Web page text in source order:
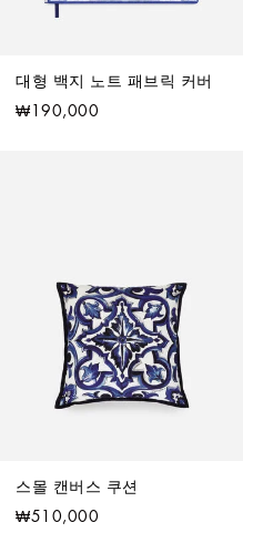
대형 백지 노트 패브릭 커버
₩190,000
스몰 캔버스 쿠션
₩510,000